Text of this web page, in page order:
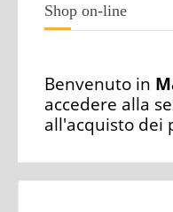
Shop on-line
Benvenuto in
accedere alla
all'acquisto dei